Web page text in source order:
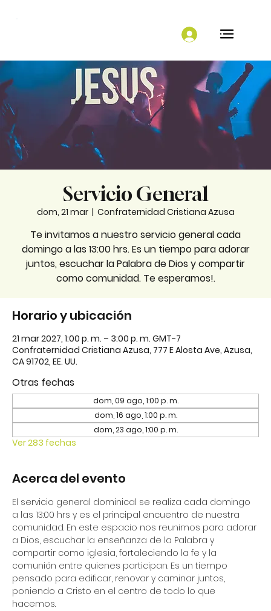
Servicio General
dom, 21 mar
  |
Confraternidad Cristiana Azusa
Te invitamos a nuestro servicio general cada
domingo a las 13:00 hrs. Es un tiempo para adorar
juntos, escuchar la Palabra de Dios y compartir
como comunidad. Te esperamos!.
Horario y ubicación
21 mar 2027, 1:00 p. m. – 3:00 p. m. GMT-7
Confraternidad Cristiana Azusa, 777 E Alosta Ave, Azusa,
CA 91702, EE. UU.
Otras fechas
dom, 09 ago, 1:00 p. m.
dom, 16 ago, 1:00 p. m.
dom, 23 ago, 1:00 p. m.
Ver 283 fechas
Acerca del evento
El servicio general dominical se realiza cada domingo
a las 13:00 hrs y es el principal encuentro de nuestra
comunidad. En este espacio nos reunimos para adorar
a Dios, escuchar la enseñanza de la Palabra y
compartir como iglesia, fortaleciendo la fe y la
comunión entre quienes participan. Es un tiempo
pensado para edificar, renovar y caminar juntos,
poniendo a Cristo en el centro de todo lo que
hacemos.